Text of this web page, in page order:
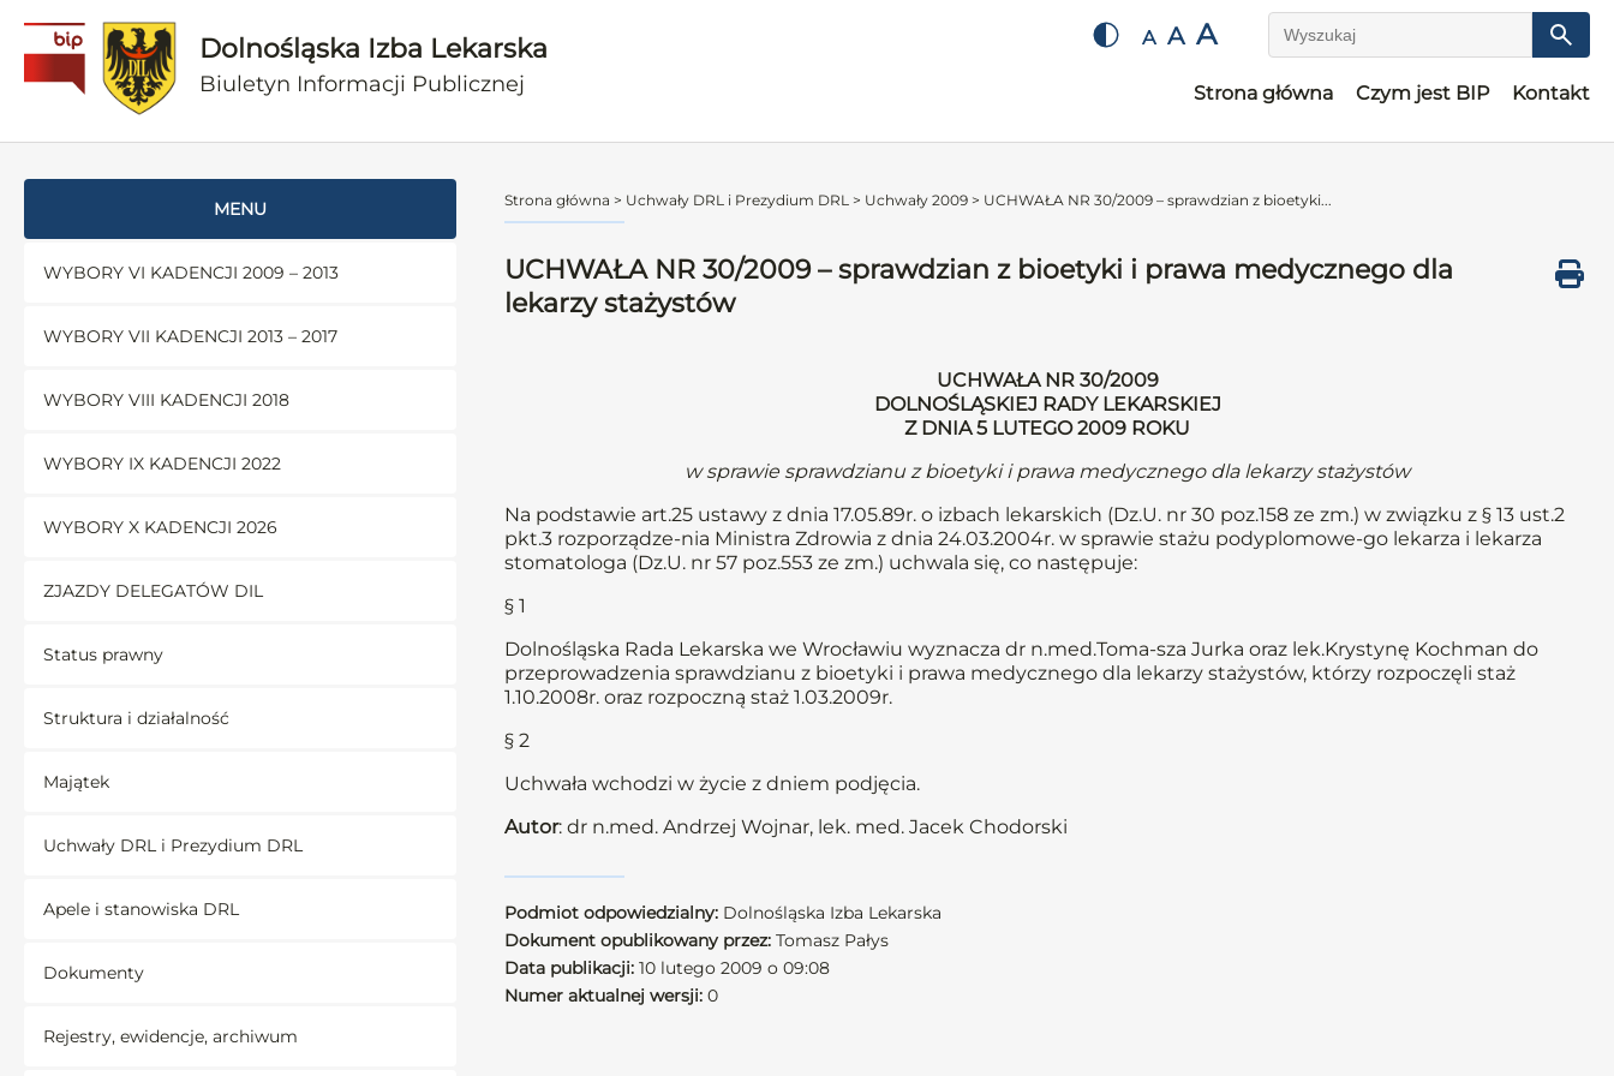
Dolnośląska Izba Lekarska
Biuletyn Informacji Publicznej
A A A Wyszukaj
Strona główna Czym jest BIP Kontakt
MENU
WYBORY VI KADENCJI 2009 – 2013
WYBORY VII KADENCJI 2013 – 2017
WYBORY VIII KADENCJI 2018
WYBORY IX KADENCJI 2022
WYBORY X KADENCJI 2026
ZJAZDY DELEGATÓW DIL
Status prawny
Struktura i działalność
Majątek
Uchwały DRL i Prezydium DRL
Apele i stanowiska DRL
Dokumenty
Rejestry, ewidencje, archiwum
Strona główna > Uchwały DRL i Prezydium DRL > Uchwały 2009 > UCHWAŁA NR 30/2009 – sprawdzian z bioetyki...
UCHWAŁA NR 30/2009 – sprawdzian z bioetyki i prawa medycznego dla
lekarzy stażystów
UCHWAŁA NR 30/2009
DOLNOŚLĄSKIEJ RADY LEKARSKIEJ
Z DNIA 5 LUTEGO 2009 ROKU
w sprawie sprawdzianu z bioetyki i prawa medycznego dla lekarzy stażystów
Na podstawie art.25 ustawy z dnia 17.05.89r. o izbach lekarskich (Dz.U. nr 30 poz.158 ze zm.) w związku z § 13 ust.2
pkt.3 rozporządze-nia Ministra Zdrowia z dnia 24.03.2004r. w sprawie stażu podyplomowe-go lekarza i lekarza
stomatologa (Dz.U. nr 57 poz.553 ze zm.) uchwala się, co następuje:
§ 1
Dolnośląska Rada Lekarska we Wrocławiu wyznacza dr n.med.Toma-sza Jurka oraz lek.Krystynę Kochman do
przeprowadzenia sprawdzianu z bioetyki i prawa medycznego dla lekarzy stażystów, którzy rozpoczęli staż
1.10.2008r. oraz rozpoczną staż 1.03.2009r.
§ 2
Uchwała wchodzi w życie z dniem podjęcia.
Autor: dr n.med. Andrzej Wojnar, lek. med. Jacek Chodorski
Podmiot odpowiedzialny: Dolnośląska Izba Lekarska
Dokument opublikowany przez: Tomasz Pałys
Data publikacji: 10 lutego 2009 o 09:08
Numer aktualnej wersji: 0